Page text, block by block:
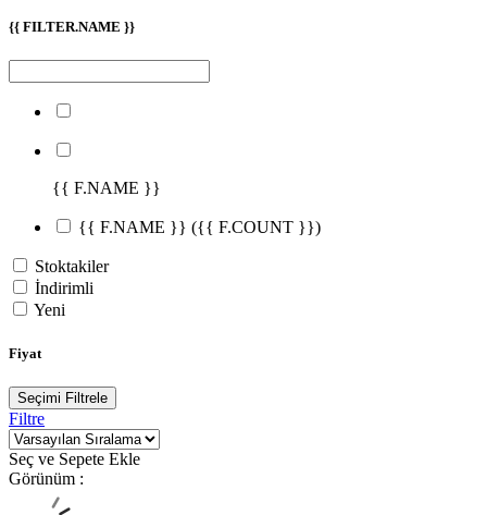
{{ FILTER.NAME }}
{{ F.NAME }}
{{ F.NAME }} ({{ F.COUNT }})
Stoktakiler
İndirimli
Yeni
Fiyat
Seçimi Filtrele
Filtre
Seç ve Sepete Ekle
Görünüm :